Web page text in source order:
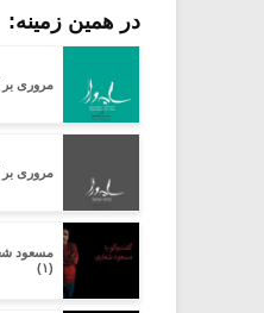
در همین زمینه:
مروری بر
مروری بر
مسعود
(۱)